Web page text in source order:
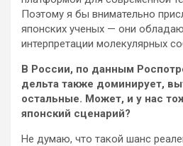
Поэтому я бы внимательно
японских ученых — они
интерпретации молекулярных
В России, по данным
дельта также доминирует,
остальные. Может, и у нас
японский сценарий?
Не думаю, что такой шанс